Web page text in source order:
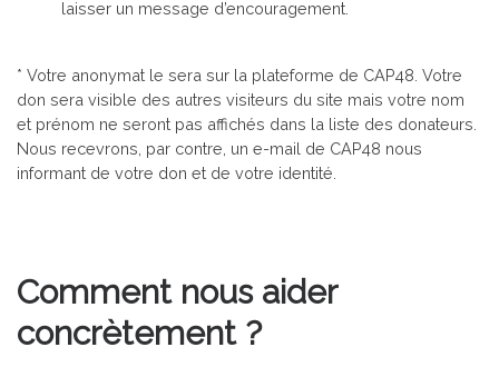
laisser un message d’encouragement.
* Votre anonymat le sera sur la plateforme de CAP48. Votre
don sera visible des autres visiteurs du site mais votre nom
et prénom ne seront pas affichés dans la liste des donateurs.
Nous recevrons, par contre, un e-mail de CAP48 nous
informant de votre don et de votre identité.
Comment nous aider
concrètement ?